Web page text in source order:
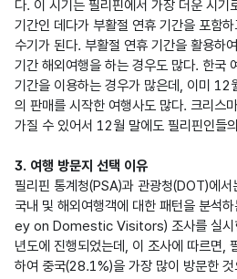
다. 이 시기는 필리핀에서 가장 더운 시기
기간인 데다가 부활절 연휴 기간을 포함
수기가 된다. 부활절 연휴 기간을 활용하
기간 해외여행을 하는 경우도 많다. 한국
기간을 이용하는 경우가 많은데, 이미 12
의 판매를 시작한 여행사도 많다. 크리스
가질 수 있어서 12월 말에도 필리핀인들
3. 여행 방문지 선택 이유
필리핀 통계청(PSA)과 관광청(DOT)에
국내 및 해외여행객에 대한 패턴을 분
ey on Domestic Visitors) 조사를 실시
년도에 진행되었는데, 이 조사에 따르면,
하여 중국(28.1%)을 가장 많이 방문한